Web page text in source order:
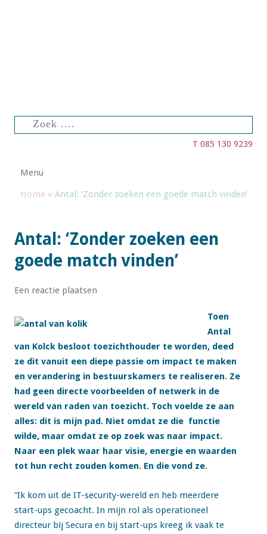
Zoeken
naar:
T 085 130 9239
Menu
Home » Antal: ‘Zonder zoeken een goede match vinden’
Antal: ‘Zonder zoeken een
goede match vinden’
Een reactie plaatsen
Toen
Antal
van Kolck besloot toezichthouder te worden, deed
ze dit vanuit een diepe passie om impact te maken
en verandering in bestuurskamers te realiseren. Ze
had geen directe voorbeelden of netwerk in de
wereld van raden van toezicht. Toch voelde ze aan
alles: dit is mijn pad. Niet omdat ze die functie
wilde, maar omdat ze op zoek was naar impact.
Naar een plek waar haar visie, energie en waarden
tot hun recht zouden komen. En die vond ze.
“Ik kom uit de IT-security-wereld en heb meerdere
start-ups gecoacht. In mijn rol als operationeel
directeur bij Secura en bij start-ups kreeg ik vaak te